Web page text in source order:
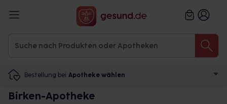
Bestellung bei Apotheke wählen
Birken-Apotheke